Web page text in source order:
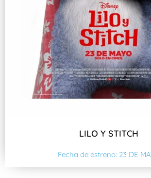
LILO Y STITCH
Fecha de estreno: 23 DE